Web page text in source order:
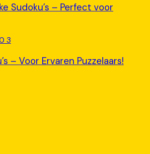
Sudoku’s – Perfect voor
– Voor Ervaren Puzzelaars!